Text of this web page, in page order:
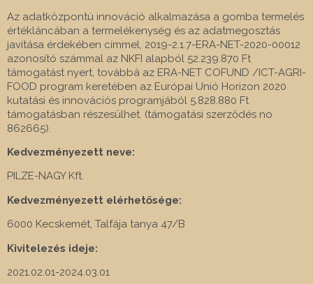
Az adatközpontú innováció alkalmazása a gomba termelés
értékláncában a termelékenység és az adatmegosztás
javítása érdekében címmel, 2019-2.1.7-ERA-NET-2020-00012
azonosító számmal az NKFI alapból 52.239.870 Ft
támogatást nyert, továbbá az ERA-NET COFUND /ICT-AGRI-
FOOD program keretében az Európai Unió Horizon 2020
kutatási és innovációs programjából 5.828.880 Ft
támogatásban részesülhet. (támogatási szerződés no
862665).
Kedvezményezett neve:
PILZE-NAGY Kft.
Kedvezményezett elérhetősége:
6000 Kecskemét, Talfája tanya 47/B
Kivitelezés ideje:
2021.02.01-2024.03.01